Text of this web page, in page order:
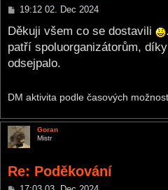
P
s
19:12 02. Dec 2024
Děkuji všem co se dostavili
patří spoluorganizátorům,
odsejpalo.
DM aktivita podle časových
Goran
Mistr
Re: Poděkování